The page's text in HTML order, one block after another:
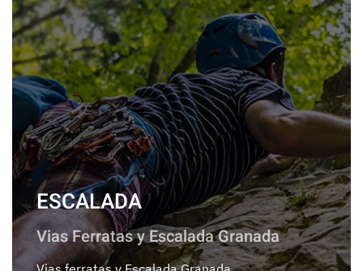
ESCALADA
Vias Ferratas y Escalada Granada